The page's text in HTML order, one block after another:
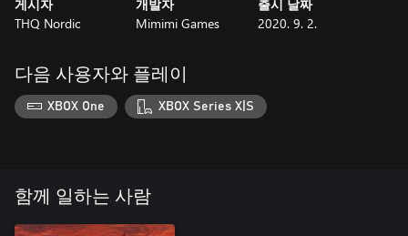
게시자
THQ Nordic
개발자
Mimimi Games
출시 날짜
2020. 9. 2.
다음 사용자와 플레이
XBOX One XBOX Series X|S
함께 일하는 사람